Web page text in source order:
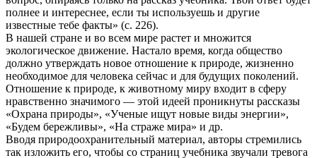
полнее и интереснее, если ты используешь и другие
известные тебе факты» (с. 226).
В нашей стране и во всем мире растет и множится
экологическое движение. Настало время, когда общество
должно утверждать новое отношение к природе, жизненно
необходимое для человека сейчас и для будущих поколений.
Отношение к природе, к животному миру входит в сферу
нравственно значимого — этой идеей проникнуты рассказы
«Охрана природы», «Ученые ищут новые виды энергии»,
«Будем бережливы», «На страже мира» и др.
Вводя природоохранительный материал, авторы стремились
так изложить его, чтобы со страниц учебника звучали тревога